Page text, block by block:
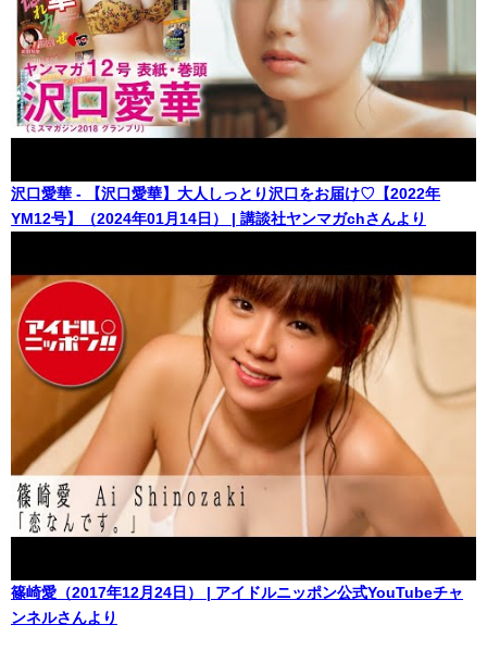
沢口愛華 - 【沢口愛華】大人しっとり沢口をお届け♡【2022年
YM12号】（2024年01月14日） | 講談社ヤンマガchさんより
篠崎愛（2017年12月24日） | アイドルニッポン公式YouTubeチャ
ンネルさんより